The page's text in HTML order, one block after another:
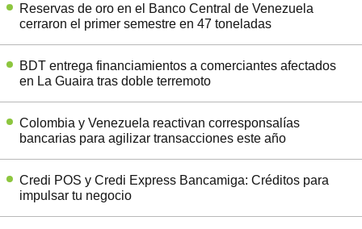
Reservas de oro en el Banco Central de Venezuela
cerraron el primer semestre en 47 toneladas
BDT entrega financiamientos a comerciantes afectados
en La Guaira tras doble terremoto
Colombia y Venezuela reactivan corresponsalías
bancarias para agilizar transacciones este año
Credi POS y Credi Express Bancamiga: Créditos para
impulsar tu negocio